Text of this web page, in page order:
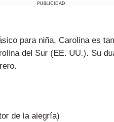
PUBLICIDAD
para niña, Carolina es
del Sur (EE. UU.). Su
de la alegría)